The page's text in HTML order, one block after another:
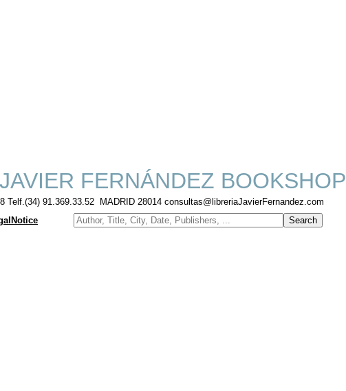
JAVIER FERNÁNDEZ BOOKSHOP
Telf.(34) 91.369.33.52 MADRID 28014 consultas@libreriaJavierFernandez.com